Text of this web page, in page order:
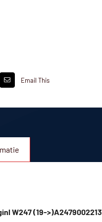
Email This
W247 (19->)A2479002213